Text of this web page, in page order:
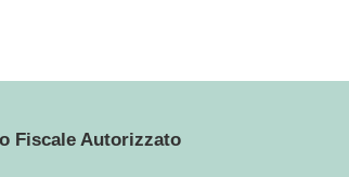
Fiscale Autorizzato